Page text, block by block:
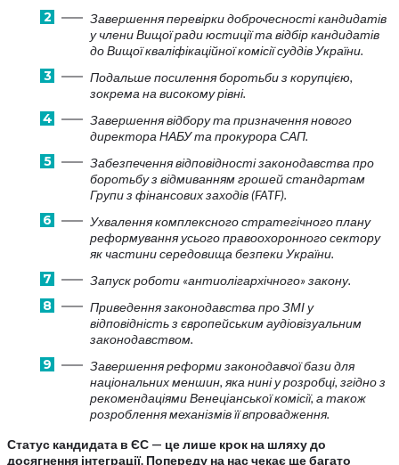
Завершення перевірки доброчесності кандидатів
у члени Вищої ради юстиції та відбір кандидатів
до Вищої кваліфікаційної комісії суддів України.
Подальше посилення боротьби з корупцією,
зокрема на високому рівні.
Завершення відбору та призначення нового
директора НАБУ та прокурора САП.
Забезпечення відповідності законодавства про
боротьбу з відмиванням грошей стандартам
Групи з фінансових заходів (FATF).
Ухвалення комплексного стратегічного плану
реформування усього правоохоронного сектору
як частини середовища безпеки України.
Запуск роботи «антиолігархічного» закону.
Приведення законодавства про ЗМІ у
відповідність з європейським аудіовізуальним
законодавством.
Завершення реформи законодавчої бази для
національних меншин, яка нині у розробці, згідно з
рекомендаціями Венеціанської комісії, а також
розроблення механізмів її впровадження.
Статус кандидата в ЄС — це лише крок на шляху до
досягнення інтеграції. Попереду на нас чекає ще багато